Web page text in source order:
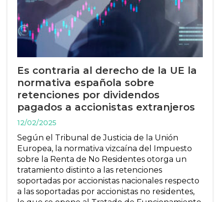
Es contraria al derecho de la UE la
normativa española sobre
retenciones por dividendos
pagados a accionistas extranjeros
12/02/2025
Según el Tribunal de Justicia de la Unión
Europea, la normativa vizcaína del Impuesto
sobre la Renta de No Residentes otorga un
tratamiento distinto a las retenciones
soportadas por accionistas nacionales respecto
a las soportadas por accionistas no residentes,